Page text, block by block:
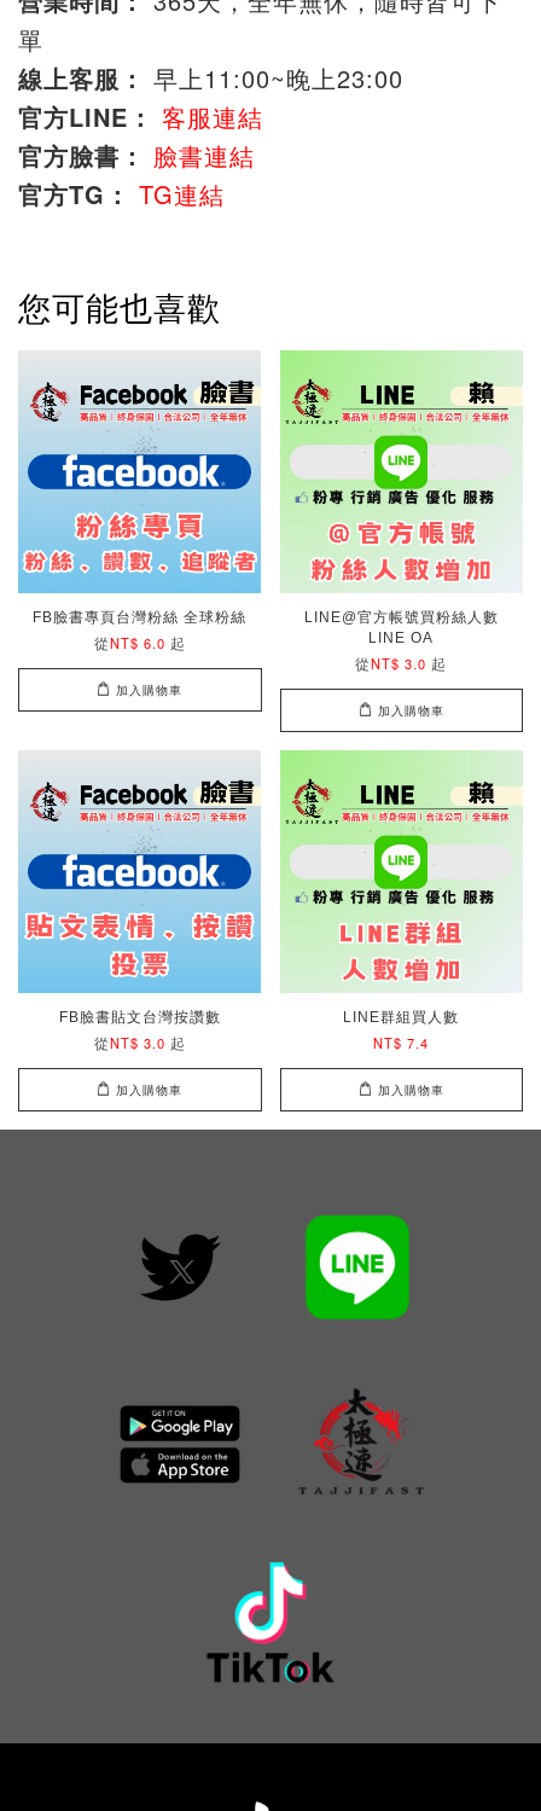
單
線上客服： 早上11:00~晚上23:00
官方LINE： 客服連結
官方臉書： 臉書連結
官方TG： TG連結
您可能也喜歡
FB臉書專頁台灣粉絲 全球粉絲
從NT$ 6.0 起
加入購物車
LINE@官方帳號買粉絲人數
LINE OA
從NT$ 3.0 起
加入購物車
FB臉書貼文台灣按讚數
從NT$ 3.0 起
加入購物車
LINE群組買人數
NT$ 7.4
加入購物車